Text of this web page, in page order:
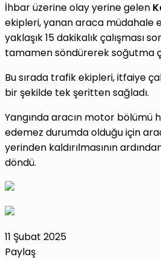
İhbar üzerine olay yerine gelen
ekipleri, yanan araca müdahale
yaklaşık 15 dakikalık çalışması
tamamen söndürerek soğutma
Bu sırada trafik ekipleri, itfaiye
bir şekilde tek şeritten sağladı.
Yangında aracın motor bölümü
edemez durumda olduğu için
yerinden kaldırılmasının
döndü.
11 Şubat 2025
Paylaş